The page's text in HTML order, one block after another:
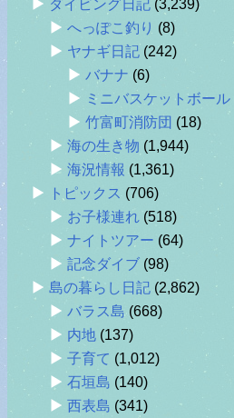
ダイビング日記 (3,239)
へっぽこ釣り (8)
ヤナギ日記 (242)
バナナ (6)
ミニバスケットボール
竹富町消防団 (18)
海の生き物 (1,944)
海況情報 (1,361)
トピックス (706)
お子様連れ (518)
ナイトツアー (64)
記念ダイブ (98)
島の暮らし日記 (2,862)
バラス島 (668)
内地 (137)
子育て (1,012)
石垣島 (140)
西表島 (341)